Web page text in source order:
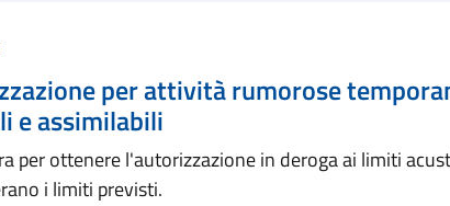
per attività rumorose
e assimilabili
per ottenere l'autorizzazione in deroga ai limiti
i limiti previsti.